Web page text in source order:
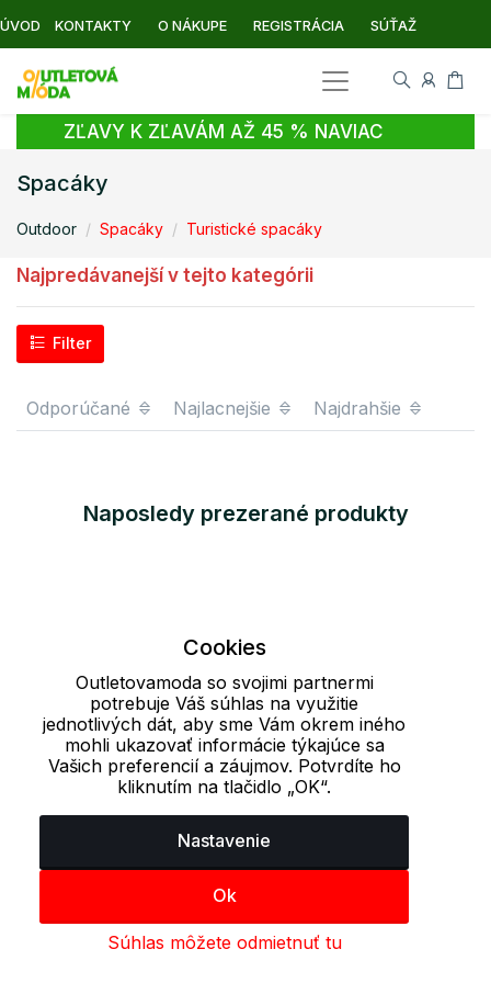
ÚVOD KONTAKTY O NÁKUPE REGISTRÁCIA SÚŤAŽ
ZĽAVY K ZĽAVÁM AŽ 45 % NAVIAC
Spacáky
Outdoor Spacáky Turistické spacáky
Najpredávanejší v tejto kategórii
Filter
Odporúčané Najlacnejšie Najdrahšie
Naposledy prezerané produkty
Cookies
Outletovamoda so svojimi partnermi
potrebuje Váš súhlas na využitie
jednotlivých dát, aby sme Vám okrem iného
mohli ukazovať informácie týkajúce sa
Vašich preferencií a záujmov. Potvrdíte ho
kliknutím na tlačidlo „OK“.
Nastavenie
Ok
Súhlas môžete odmietnuť tu